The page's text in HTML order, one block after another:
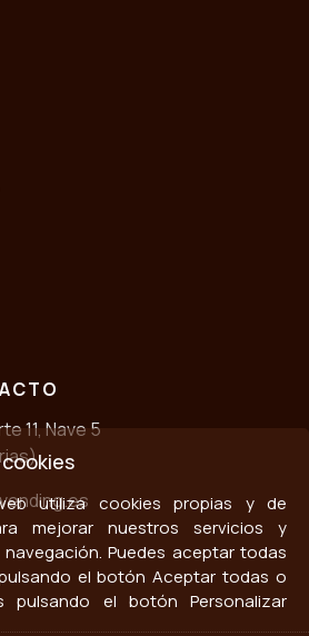
11, Nave 5
utiliza cookies propias y de
mejorar nuestros servicios y
Puedes aceptar todas
el botón Aceptar todas o
pulsando el botón Personalizar